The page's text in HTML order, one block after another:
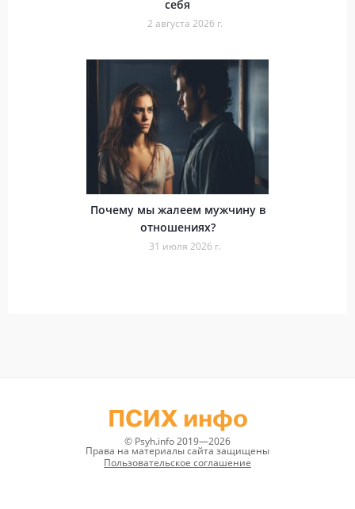
себя
2 августа 2026 г.
Почему мы жалеем мужчину в
отношениях?
31 июля 2026 г.
ПСИХ инфо
© Psyh.info 2019—2026
Права на материалы сайта защищены
Пользовательское соглашение